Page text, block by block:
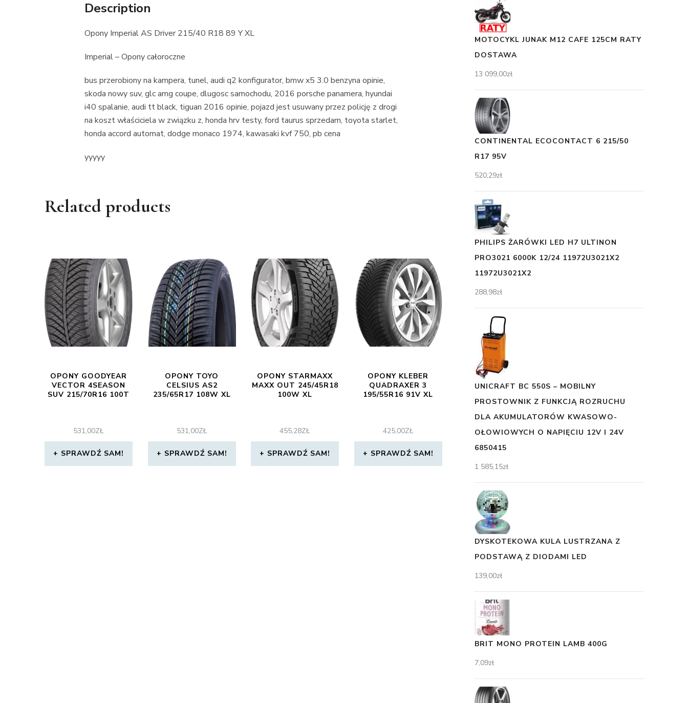
Description
Opony Imperial AS Driver 215/40 R18 89 Y XL
Imperial – Opony całoroczne
bus przerobiony na kampera, tunel, audi q2 konfigurator, bmw x5 3.0 benzyna opinie,
skoda nowy suv, glc amg coupe, dlugosc samochodu, 2016 porsche panamera, hyundai
i40 spalanie, audi tt black, tiguan 2016 opinie, pojazd jest usuwany przez policję z drogi
na koszt właściciela w związku z, honda hrv testy, ford taurus sprzedam, toyota starlet,
honda accord automat, dodge monaco 1974, kawasaki kvf 750, pb cena
yyyyy
Related products
OPONY GOODYEAR
VECTOR 4SEASON
SUV 215/70R16 100T
531,00ZŁ
SPRAWDŹ SAM!
OPONY TOYO
CELSIUS AS2
235/65R17 108W XL
531,00ZŁ
SPRAWDŹ SAM!
OPONY STARMAXX
MAXX OUT 245/45R18
100W XL
455,28ZŁ
SPRAWDŹ SAM!
OPONY KLEBER
QUADRAXER 3
195/55R16 91V XL
425,00ZŁ
SPRAWDŹ SAM!
MOTOCYKL JUNAK M12 CAFE 125CM RATY
DOSTAWA
13 099,00zł
CONTINENTAL ECOCONTACT 6 215/50
R17 95V
520,29zł
PHILIPS ŻARÓWKI LED H7 ULTINON
PRO3021 6000K 12/24 11972U3021X2
11972U3021X2
288,98zł
UNICRAFT BC 550S – MOBILNY
PROSTOWNIK Z FUNKCJĄ ROZRUCHU
DLA AKUMULATORÓW KWASOWO-
OŁOWIOWYCH O NAPIĘCIU 12V I 24V
6850415
1 585,15zł
DYSKOTEKOWA KULA LUSTRZANA Z
PODSTAWĄ Z DIODAMI LED
139,00zł
BRIT MONO PROTEIN LAMB 400G
7,09zł